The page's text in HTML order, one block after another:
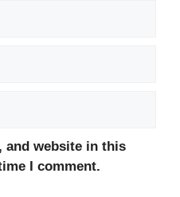
and website in this
I comment.